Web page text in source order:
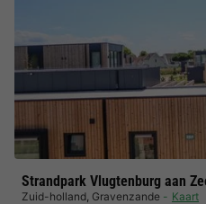
Strandpark Vlugtenburg aan
Zuid-holland, Gravenzande Kaart